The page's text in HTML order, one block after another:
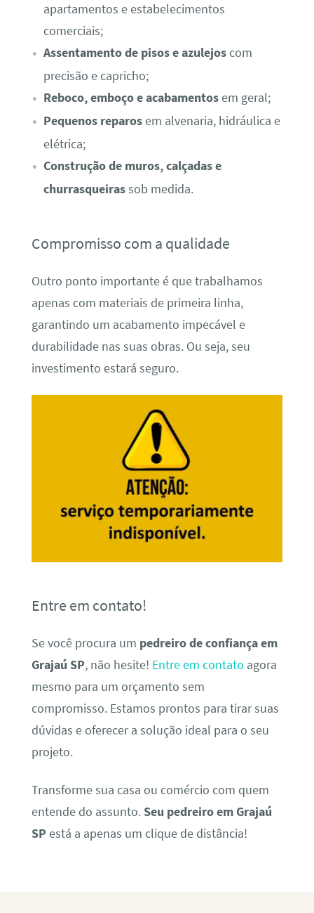
apartamentos e estabelecimentos
comerciais;
Assentamento de pisos e azulejoscom
precisão e capricho;
Reboco, emboço e acabamentosem geral;
Pequenos reparosem alvenaria, hidráulica e
elétrica;
Construção de muros, calçadas e
churrasqueirassob medida.
Compromisso com a qualidade
Outro ponto importante é que trabalhamos
apenas com materiais de primeira linha,
garantindo um acabamento impecável e
durabilidade nas suas obras. Ou seja, seu
investimento estará seguro.
Entre em contato!
Se você procura um pedreiro de confiança em
Grajaú SP, não hesite! Entre em contato agora
mesmo para um orçamento sem
compromisso. Estamos prontos para tirar suas
dúvidas e oferecer a solução ideal para o seu
projeto.
Transforme sua casa ou comércio com quem
entende do assunto. Seu pedreiro em Grajaú
SP está a apenas um clique de distância!